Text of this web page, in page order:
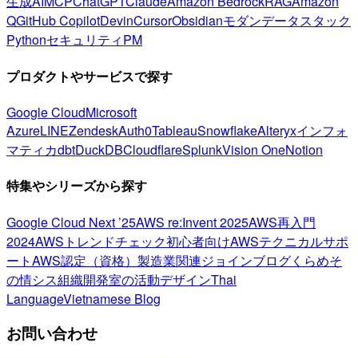
QGitHub CopilotDevinCursorObsidianモダンデータスタック
PythonセキュリティPM
プロダクトやサービスで探す
Google CloudMicrosoft
AzureLINEZendeskAuth0TableauSnowflakeAlteryxインフォ
マティカdbtDuckDBCloudflareSplunkVision OneNotion
特集やシリーズから探す
Google Cloud Next ’25AWS re:Invent 2025AWS再入門
2024AWSトレンドチェック初心者向けAWSテクニカルサポ
ートAWS認定（資格） 製造業関連ジョインブログくらめそ
の情シス組織開発室の活動デザインThai
LanguageVietnamese Blog
お問い合わせ